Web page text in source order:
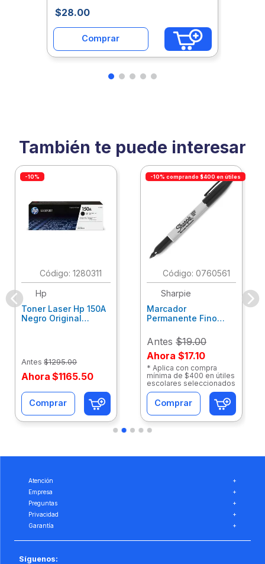
$28.00
Comprar
También te puede interesar
-10%
:1280311
Hp
Toner Laser Hp 150A
Negro Original
Antes $1295.00
Ahora $1165.50
Comprar
-10% comprando $400 en útiles
: 0760561
Sharpie
Marcador
Permanente Fino
2102504
Antes $19.00
Ahora $17.10
* Aplica con compra
mínima de $400 en útiles
escolares seleccionados
Comprar
Atención
+
Empresa
+
Preguntas
+
Privacidad
+
Garantía
+
Síguenos: